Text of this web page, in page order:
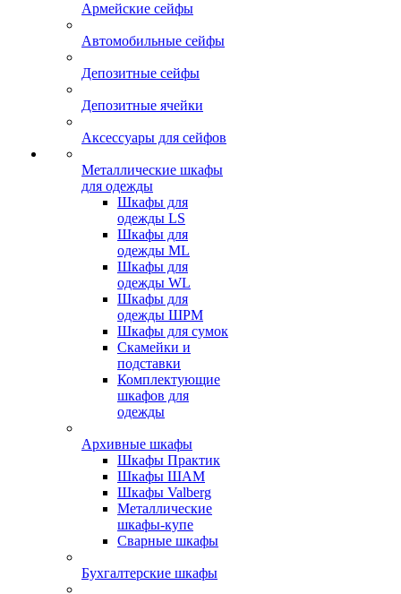
Армейские сейфы
Автомобильные сейфы
Депозитные сейфы
Депозитные ячейки
Аксессуары для сейфов
Металлические шкафы
для одежды
Шкафы для
одежды LS
Шкафы для
одежды ML
Шкафы для
одежды WL
Шкафы для
одежды ШРМ
Шкафы для сумок
Скамейки и
подставки
Комплектующие
шкафов для
одежды
Архивные шкафы
Шкафы Практик
Шкафы ШАМ
Шкафы Valberg
Металлические
шкафы-купе
Сварные шкафы
Бухгалтерские шкафы